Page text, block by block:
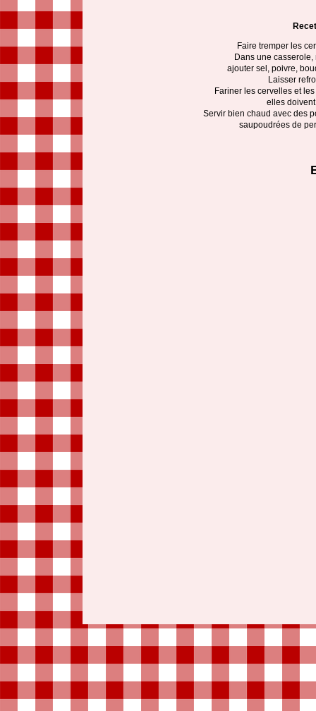
Faire tremper les
Dans une casserole,
ajouter sel, poivre,
Laisser
Fariner les cervelles et
elles
Servir bien chaud avec des
saupoudrées de